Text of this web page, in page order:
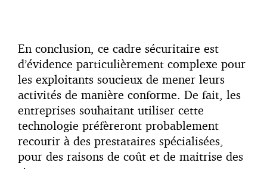
En conclusion, ce cadre sécuritaire est
d’évidence particulièrement complexe pour
les exploitants soucieux de mener leurs
activités de manière conforme. De fait, les
entreprises souhaitant utiliser cette
technologie préfèreront probablement
recourir à des prestataires spécialisées,
pour des raisons de coût et de maitrise des